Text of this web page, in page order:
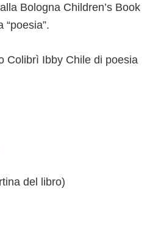
Bologna Children’s Book
“poesia”.
Colibrì Ibby Chile di poesia
del libro)